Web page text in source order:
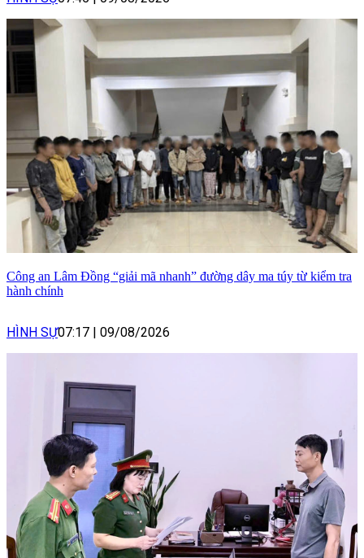
Công an Lâm Đồng “giải mã nhanh” đường dây ma túy từ kiểm tra
hành chính
HÌNH SỰ07:17 09/08/2026